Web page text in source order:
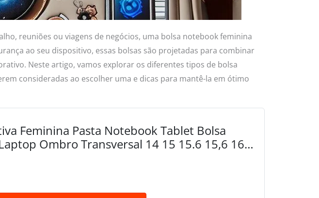
reuniões ou viagens de negócios, uma bolsa notebook feminina
ao seu dispositivo, essas bolsas são projetadas para combinar
Neste artigo, vamos explorar os diferentes tipos de bolsa
consideradas ao escolher uma e dicas para mantê-la em ótimo
Feminina Pasta Notebook Tablet Bolsa
Ombro Transversal 14 15 15.6 15,6 16
xadrez, Padrão)